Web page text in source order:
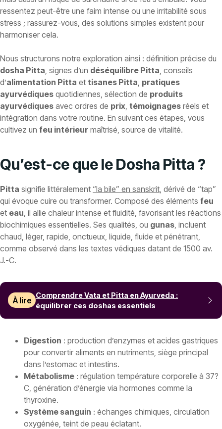
ressentez peut-être une faim intense ou une irritabilité sous
stress ; rassurez-vous, des solutions simples existent pour
harmoniser cela.
Nous structurons notre exploration ainsi : définition précise du
dosha Pitta , signes d’un déséquilibre Pitta , conseils
d’alimentation Pitta et tisanes Pitta pratiques
ayurvédiques quotidiennes, sélection de produits
ayurvédiques avec ordres de prix témoignages réels et
intégration dans votre routine. En suivant ces étapes, vous
cultivez un feu intérieur maîtrisé, source de vitalité.
Qu’est-ce que le Dosha Pitta ?
Pitta signifie littéralement “la bile” en sanskrit , dérivé de “tap”
qui évoque cuire ou transformer. Composé des éléments feu
et eau , il allie chaleur intense et fluidité, favorisant les réactions
biochimiques essentielles. Ses qualités, ou gunas , incluent
chaud, léger, rapide, onctueux, liquide, fluide et pénétrant,
comme observé dans les textes védiques datant de 1500 av.
J.-C.
À lire
Comprendre Vata et Pitta en Ayurveda :
équilibrer ces doshas essentiels
Digestion : production d’enzymes et acides gastriques
pour convertir aliments en nutriments, siège principal
dans l’estomac et intestins.
Métabolisme : régulation température corporelle à 37?
C, génération d’énergie via hormones comme la
thyroxine.
Système sanguin : échanges chimiques, circulation
oxygénée, teint de peau éclatant.